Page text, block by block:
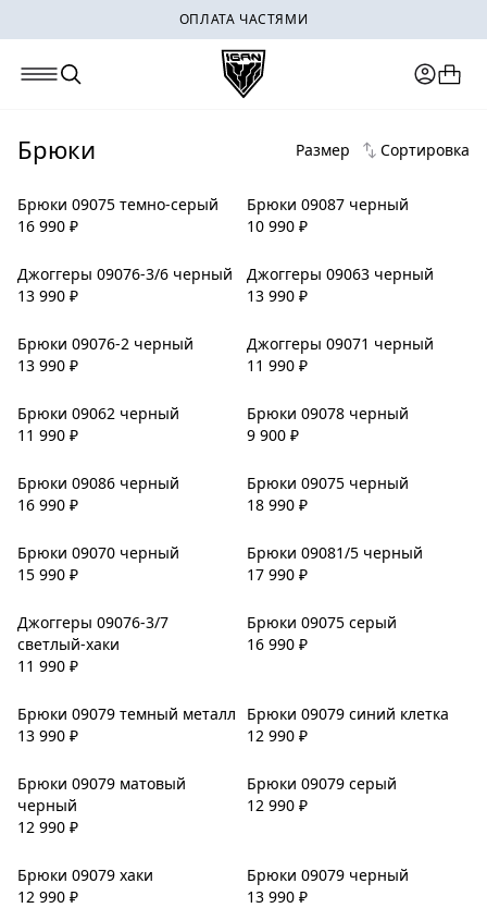
ОПЛАТА ЧАСТЯМИ
Брюки Размер Сортировка
Брюки 09075 темно-серый
16 990 ₽
Брюки 09087 черный
10 990 ₽
Джоггеры 09076-3/6 черный
13 990 ₽
Джоггеры 09063 черный
13 990 ₽
Брюки 09076-2 черный
13 990 ₽
Джоггеры 09071 черный
11 990 ₽
Брюки 09062 черный
11 990 ₽
Брюки 09078 черный
9 900 ₽
Брюки 09086 черный
16 990 ₽
Брюки 09075 черный
18 990 ₽
Брюки 09070 черный
15 990 ₽
Брюки 09081/5 черный
17 990 ₽
Джоггеры 09076-3/7
светлый-хаки
11 990 ₽
Брюки 09075 серый
16 990 ₽
Брюки 09079 темный металл
13 990 ₽
Брюки 09079 синий клетка
12 990 ₽
Брюки 09079 матовый
черный
12 990 ₽
Брюки 09079 серый
12 990 ₽
Брюки 09079 хаки
12 990 ₽
Брюки 09079 черный
13 990 ₽